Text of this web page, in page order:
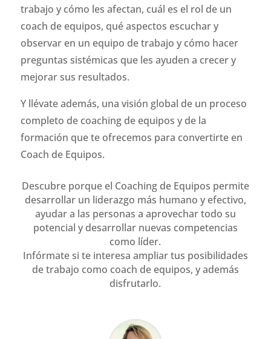
trabajo y cómo les afectan, cuál es el rol de un
coach de equipos, qué aspectos escuchar y
observar en un equipo de trabajo y cómo hacer
preguntas sistémicas que les ayuden a crecer y
mejorar sus resultados.
Y llévate además, una visión global de un proceso
completo de coaching de equipos y de la
formación que te ofrecemos para convertirte en
Coach de Equipos.
Descubre porque el Coaching de Equipos permite
desarrollar un liderazgo más humano y efectivo,
ayudar a las personas a aprovechar todo su
potencial y desarrollar nuevas competencias
como líder.
Infórmate si te interesa ampliar tus posibilidades
de trabajo como coach de equipos, y además
disfrutarlo.